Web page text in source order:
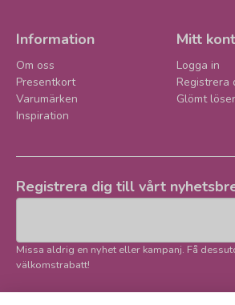
Information
Om oss
Presentkort
Varumärken
Inspiration
Mitt
Logga in
Registrera
Glömt
Registrera dig till vårt
Missa aldrig en nyhet eller kampanj. Få
välkomstrabatt!